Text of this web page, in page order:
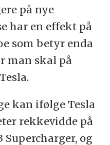
på nye
har en effekt på
som betyr enda
man skal på
kan ifølge Tesla
rekkevidde på
og